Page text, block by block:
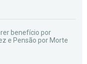
benefício por
e Pensão por Morte